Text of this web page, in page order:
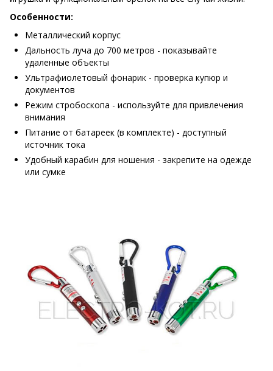
Особенности:
Металлический корпус
Дальность луча до 700 метров - показывайте
удаленные объекты
Ультрафиолетовый фонарик - проверка купюр и
документов
Режим стробоскопа - используйте для привлечения
внимания
Питание от батареек (в комплекте) - доступный
источник тока
Удобный карабин для ношения - закрепите на одежде
или сумке